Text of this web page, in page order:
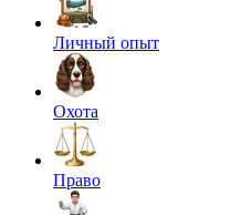
Личный опыт
Охота
Право